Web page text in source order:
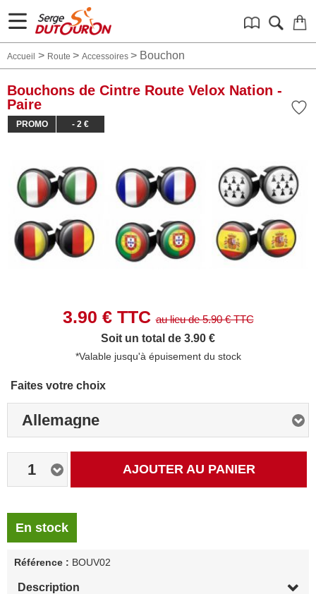
Accueil > Route > Accessoires > Bouchon
Bouchons de Cintre Route Velox Nation -
Paire
PROMO - 2 €
3.90 € TTCau lieu de5.90€ TTC
Soit un total de 3.90 €
*Valable jusqu'à épuisement du stock
Faites votre choix
Allemagne
1 AJOUTER AU PANIER
En stock
Référence : BOUV02
Description